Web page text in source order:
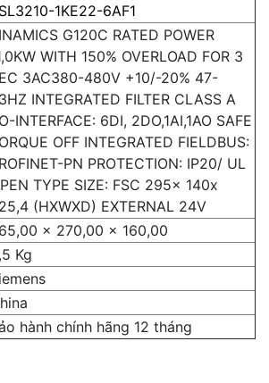
1KE22-6AF1
G120C RATED POWER
WITH 150% OVERLOAD FOR 3
3AC380-480V +10/-20% 47-
INTEGRATED FILTER CLASS A
INTERFACE: 6DI, 2DO,1AI,1AO SAFE
OFF INTEGRATED FIELDBUS:
PN PROTECTION: IP20/ UL
TYPE SIZE: FSC 295x 140x
(HXWXD) EXTERNAL 24V
x 270,00 x 160,00
Kg
hành chính hãng 12 tháng